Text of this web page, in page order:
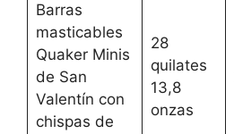
Barras
masticables
Quaker Minis
de San
Valentín con
chispas de
28
quilates
13,8
onzas